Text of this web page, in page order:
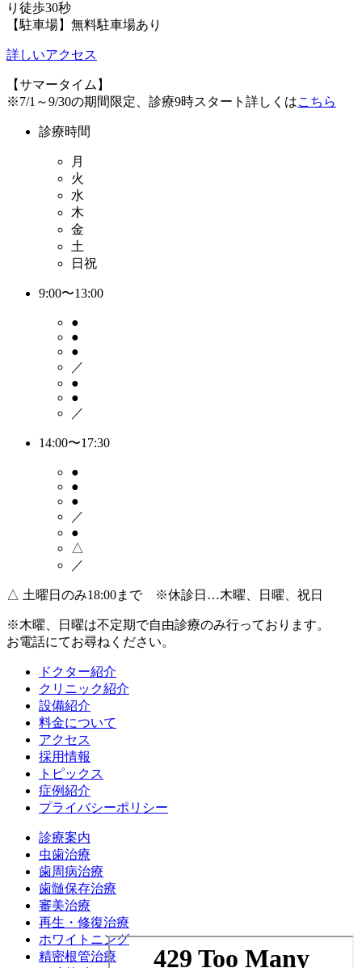
り徒歩30秒
【駐車場】無料駐車場あり
詳しいアクセス
【サマータイム】
※7/1～9/30の期間限定、診療9時スタート詳しくはこちら
診療時間
月
火
水
木
金
土
日祝
9:00〜13:00
●
●
●
／
●
●
／
14:00〜17:30
●
●
●
／
●
△
／
△ 土曜日のみ18:00まで ※休診日…木曜、日曜、祝日
※木曜、日曜は不定期で自由診療のみ行っております。
お電話にてお尋ねください。
ドクター紹介
クリニック紹介
設備紹介
料金について
アクセス
採用情報
トピックス
症例紹介
プライバシーポリシー
診療案内
虫歯治療
歯周病治療
歯髄保存治療
審美治療
再生・修復治療
ホワイトニング
精密根管治療